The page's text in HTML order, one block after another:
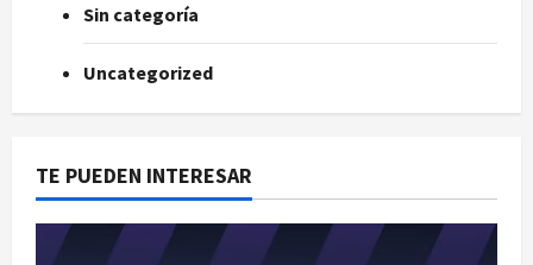
Sin categoría
Uncategorized
TE PUEDEN INTERESAR